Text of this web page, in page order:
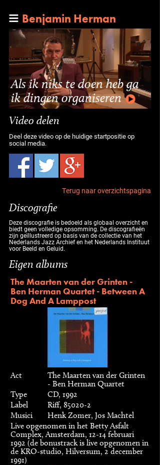
Benjamin Herman
Als ik niks te doen heb ga
ik dingen organiseren
Video delen
Deel deze video op de huidige startpositie op
social media.
Terug naar overzichtspagina
Discografie
Deze discografie is bedoeld als globaal overzicht en
biedt geen volledige opsomming. De discografieën
zijn geïllustreerd op basis van de collectie van het
Nederlands Jazz Archief en het Nederlands Instituut
voor Beeld en Geluid.
Eigen albums
The Maarten van der Grinten -
Ben Herman Quartet - Between A
Dog And A Lamppost
Act
The Maarten van der Grinten
- Ben Herman Quartet
Type
CD, 1992
Label
Riff, 85020-2
Musici
Henk Zomer, Jos Machtel
Live opgenomen in het Betty Asfalt
Complex, Amsterdam, 12-14 februari
1992 (de bonustrack is live opgenomen in
de KRO-studio, Hilversum, 2 december
1991)